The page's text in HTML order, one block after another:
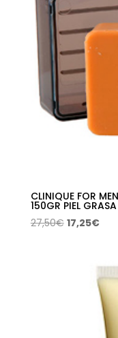
CLINIQUE FOR
150GR PIEL GRASA
27,50€ El
27,50€.
17,25€El
es: